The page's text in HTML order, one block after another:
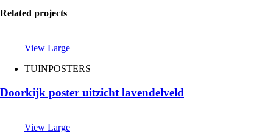
Related projects
View Large
TUINPOSTERS
Doorkijk poster uitzicht lavendelveld
View Large